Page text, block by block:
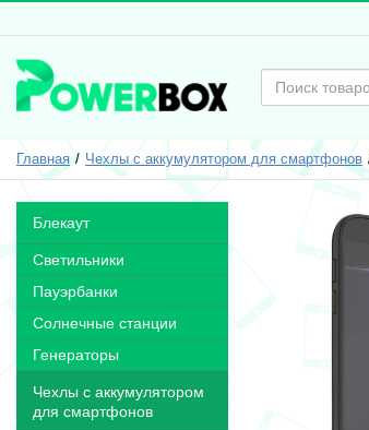
Главная Чехлы с аккумулятором для смартфонов
Блекаут
Светильники
Пауэрбанки
Солнечные станции
Генераторы
Чехлы с аккумулятором
для смартфонов